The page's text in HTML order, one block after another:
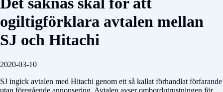
ogiltigförklara avtalen mellan
SJ och Hitachi
2020-03-10
SJ ingick avtalen med Hitachi genom ett så kallat för­handlat förfarande
utan föregående annon­­sering. Avtalen avser ombordutrustningen för